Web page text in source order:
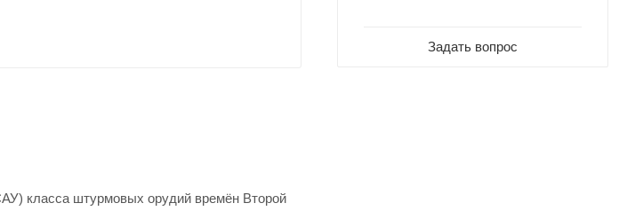
класса штурмовых орудий времён Второй
Задать вопрос